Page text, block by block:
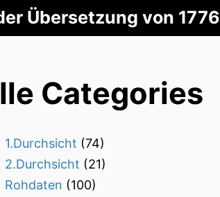
Übersetzung von 1776
Categories
1.Durchsicht (74)
2.Durchsicht (21)
Rohdaten (100)